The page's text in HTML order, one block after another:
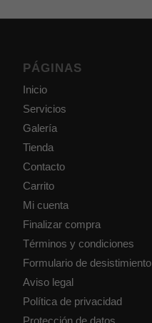
PÁGINAS
Inicio
Servicios
Galería
Tienda
Contacto
Carrito
Mi cuenta
Finalizar compra
Términos y condiciones
Formulario de desistimiento
Aviso legal
Política de privacidad